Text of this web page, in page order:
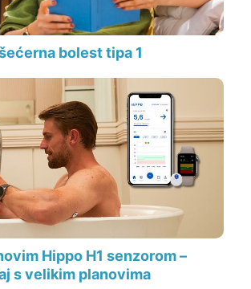
bolest tipa 1
Hippo H1 senzorom –
s velikim planovima